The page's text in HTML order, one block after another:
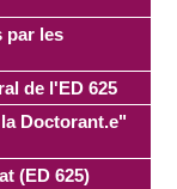
par les
de l'ED 625
Doctorant.e"
(ED 625)